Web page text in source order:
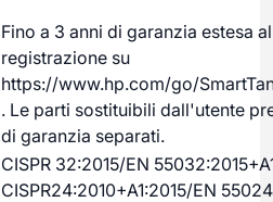
Fino a 3 anni di garanzia estesa
registrazione su
https://www.hp.com/go/
. Le parti sostituibili dall'utente
di garanzia separati.
CISPR 32:2015/EN
CISPR24:2010+A1:2015/EN